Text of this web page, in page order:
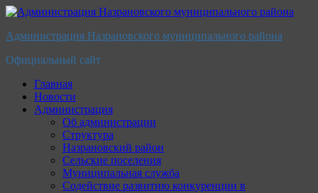
Перейти
содержимому
Администрация Назрановского муниципального района
Официальный сайт
Главная
Новости
Администрация
Об администрации
Структура
Назрановский район
Сельские поселения
Муниципальная служба
Содействие развитию конкуренции в